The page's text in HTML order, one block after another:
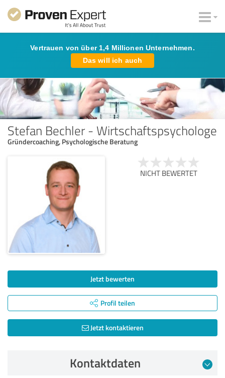
Vertrauen von über 1,4 Millionen Unternehmen.
Das will ich auch
Stefan Bechler - Wirtschaftspsychologe
Gründercoaching, Psychologische Beratung
NICHT BEWERTET
Jetzt bewerten
Profil teilen
Jetzt kontaktieren
Kontaktdaten